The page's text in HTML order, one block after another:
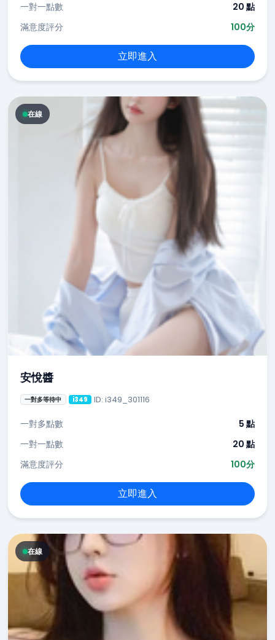
一對一點數
20 點
滿意度評分
100分
立即進入
在線
安悅醬
一對多等待中 i349 ID: i349_301116
一對多點數
5 點
一對一點數
20 點
滿意度評分
100分
立即進入
在線